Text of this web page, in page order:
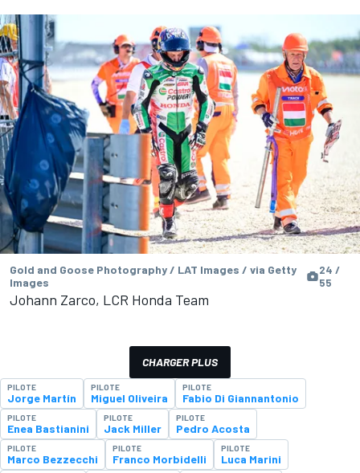
Gold and Goose Photography / LAT Images / via Getty
Images
24 /
55
Johann Zarco, LCR Honda Team
CHARGER PLUS
PILOTE
Jorge Martín
PILOTE
Miguel Oliveira
PILOTE
Fabio Di Giannantonio
PILOTE
Enea Bastianini
PILOTE
Jack Miller
PILOTE
Pedro Acosta
PILOTE
Marco Bezzecchi
PILOTE
Franco Morbidelli
PILOTE
Luca Marini